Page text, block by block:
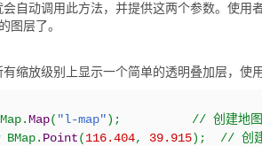
自动调用此方法，并提供这两个参数。使用
图层了。
缩放级别上显示一个简单的透明叠加层，使
Map( "l-map") ;
// 创建
BMap. Point(116.404, 39.915) ;
// 创